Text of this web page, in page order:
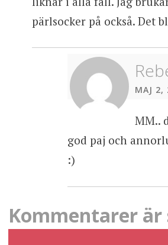
pärlsocker på också. Det
MAJ 2,
MM..
god paj och
:)
Kommentarer är